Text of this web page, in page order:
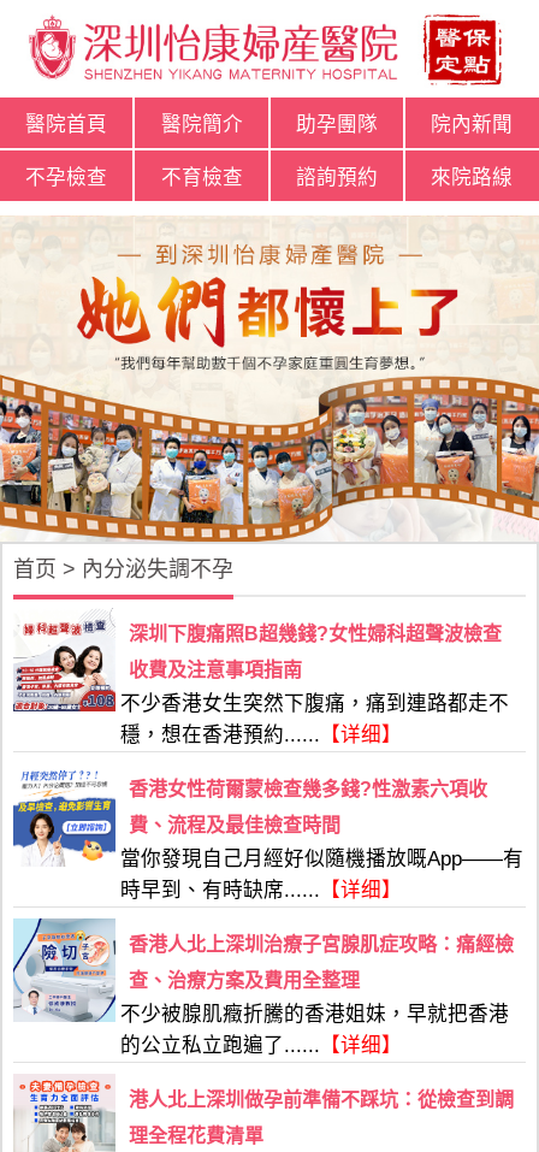
醫院首頁 醫院簡介 助孕團隊 院內新聞
不孕檢查 不育檢查 諮詢預約 來院路線
首页 > 內分泌失調不孕
深圳下腹痛照B超幾錢?女性婦科超聲波檢查
收費及注意事項指南
不少香港女生突然下腹痛，痛到連路都走不
穩，想在香港預約...... 【详细】
香港女性荷爾蒙檢查幾多錢?性激素六項收
費、流程及最佳檢查時間
當你發現自己月經好似隨機播放嘅App——有
時早到、有時缺席...... 【详细】
香港人北上深圳治療子宮腺肌症攻略：痛經檢
查、治療方案及費用全整理
不少被腺肌癥折騰的香港姐妹，早就把香港
的公立私立跑遍了...... 【详细】
港人北上深圳做孕前準備不踩坑：從檢查到調
理全程花費清單